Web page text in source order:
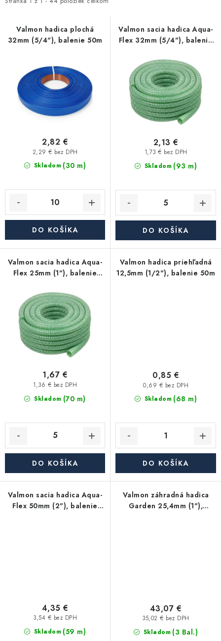
Kúrenie a chladenie
Komíny a dymovody
Filtrovanie a úprava vody
Záhrada a závlaha
Vetranie a rekuperácia
Kúpeľňa a sanita
Spojovací materiál
Akcie, Zľavy
Reklamačné podmienky
Obchodné podmienky požičovne náradia
re
Valmon hadica plochá
32mm (5/4"), balenie 50m
Skladom (30 m)
2,29 € bez DPH
2,82 €
DO KOŠÍKA
Valmon sacia hadica Aqua-
Flex 32mm (5/4"), balenie
Skladom (93 m)
1,73 € bez DPH
2,13 €
DO KOŠÍKA
Valmon sacia hadica Aqua-
Flex 25mm (1"), balenie
Skladom (70 m)
1,36 € bez DPH
1,67 €
DO KOŠÍKA
Valmon hadica priehľadná
12,5mm (1/2"), balenie 50m
Skladom (68 m)
0,69 € bez DPH
0,85 €
DO KOŠÍKA
Valmon sacia hadica Aqua-
Flex 50mm (2"), balenie
Skladom (59 m)
3,54 € bez DPH
4,35 €
Valmon záhradná hadica
Garden 25,4mm (1"),
Skladom (3 Bal.)
35,02 € bez DPH
43,07 €